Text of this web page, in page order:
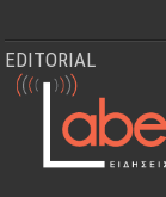
EDITORIAL